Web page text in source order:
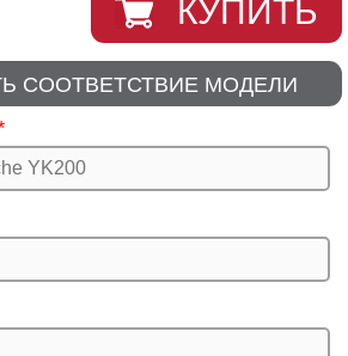
КУПИТЬ
СООТВЕТСТВИЕ МОДЕЛИ